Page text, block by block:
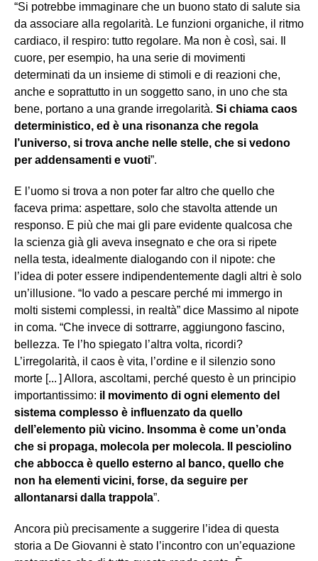
“Si potrebbe immaginare che un buono stato di salute sia
da associare alla regolarità. Le funzioni organiche, il ritmo
cardiaco, il respiro: tutto regolare. Ma non è così, sai. Il
cuore, per esempio, ha una serie di movimenti
determinati da un insieme di stimoli e di reazioni che,
anche e soprattutto in un soggetto sano, in uno che sta
bene, portano a una grande irregolarità. Si chiama caos
deterministico, ed è una risonanza che regola
l’universo, si trova anche nelle stelle, che si vedono
per addensamenti e vuoti”.
E l’uomo si trova a non poter far altro che quello che
faceva prima: aspettare, solo che stavolta attende un
responso. E più che mai gli pare evidente qualcosa che
la scienza già gli aveva insegnato e che ora si ripete
nella testa, idealmente dialogando con il nipote: che
l’idea di poter essere indipendentemente dagli altri è solo
un’illusione. “Io vado a pescare perché mi immergo in
molti sistemi complessi, in realtà” dice Massimo al nipote
in coma. “Che invece di sottrarre, aggiungono fascino,
bellezza. Te l’ho spiegato l’altra volta, ricordi?
L’irregolarità, il caos è vita, l’ordine e il silenzio sono
morte [... ] Allora, ascoltami, perché questo è un principio
importantissimo: il movimento di ogni elemento del
sistema complesso è influenzato da quello
dell’elemento più vicino. Insomma è come un’onda
che si propaga, molecola per molecola. Il pesciolino
che abbocca è quello esterno al banco, quello che
non ha elementi vicini, forse, da seguire per
allontanarsi dalla trappola”.
Ancora più precisamente a suggerire l’idea di questa
storia a De Giovanni è stato l’incontro con un’equazione